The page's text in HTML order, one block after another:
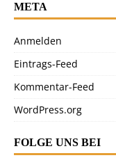
META
Anmelden
Eintrags-Feed
Kommentar-Feed
WordPress.org
FOLGE UNS BEI